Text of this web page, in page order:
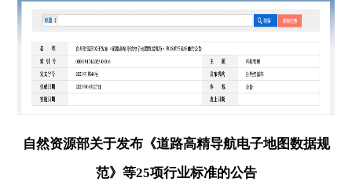
自然资源部关于发布《道路高精导航电子地图数据规
范》等25项行业标准的公告